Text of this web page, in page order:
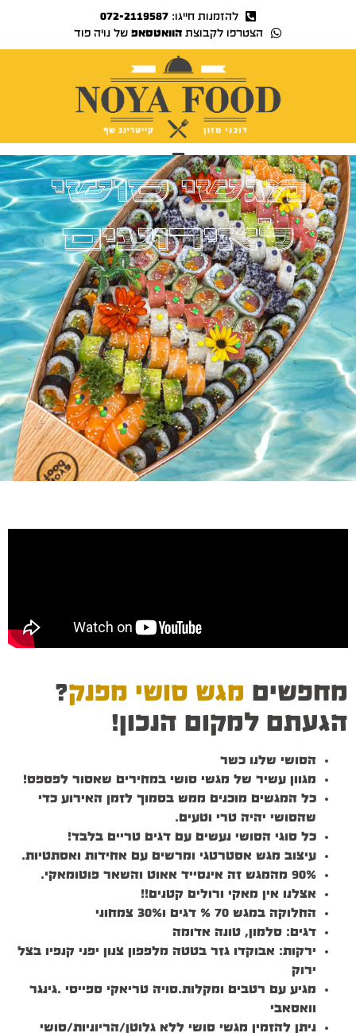
להזמנות חייגו:072-2119587
הצטרפו לקבוצתהוואטסאפ של נויה פוד
מגשי סושי
לאירועים
מחפשים מגש סושי מפנק?
הגעתם למקום הנכון!
הסושי שלנו כשר
מגוון עשיר של מגשי סושי במחירים שאסור לפספס!
כל המגשים מוכנים ממש בסמוך לזמן האירוע כדי
שהסושי יהיה טרי וטעים.
כל סוגי הסושי נעשים עם דגים טריים בלבד!
עיצוב מגש אסטרטגי ומרשים עם אחידות ואסתטיות.
90% מהמגש זה אינסייד אאוט והשאר פוטומאקי.
אצלנו אין מאקי ורולים קטנים!!
החלוקה במגש 70 % דגים ו30% צמחוני
דגים: סלמון, טונה אדומה
ירקות: אבוקדו גזר בטטה מלפפון צנון יפני קנפיו בצל
ירוק
מגיע עם רטבים ומקלות.סויה טריאקי ספייסי .גינגר
וואסאבי
ניתן להזמין מגשי סושי ללא גלוטן/הריוניות/סושי